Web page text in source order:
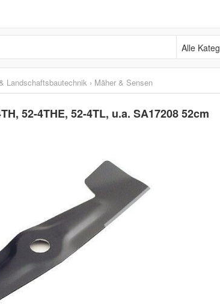
Alle
Landschaftsbautechnik › Mäher & Sensen
52-4THE, 52-4TL, u.a. SA17208 52cm